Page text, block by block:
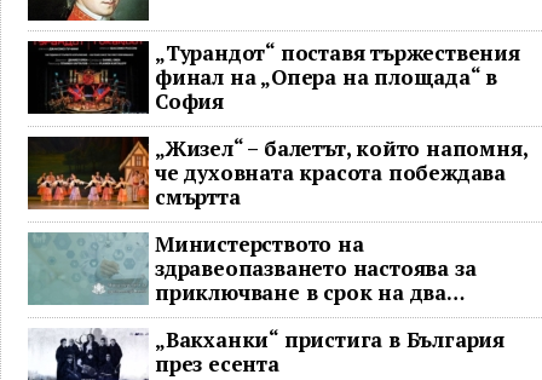
„Турандот“ поставя тържествения
финал на „Опера на площада“ в
София
„Жизел“ – балетът, който напомня,
че духовната красота побеждава
смъртта
Министерството на
здравеопазването настоява за
приключване в срок на два
ключови строителни проекта
„Вакханки“ пристига в България
през есента